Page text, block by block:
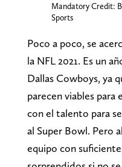
Mandatory Credit:
Sports
Poco a poco, se
la NFL 2021. Es un
Dallas Cowboys, ya
parecen viables para
con el talento para
al Super Bowl. Pero
equipo con